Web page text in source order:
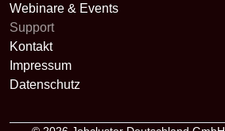
Webinare & Events
Support
Kontakt
Impressum
Datenschutz